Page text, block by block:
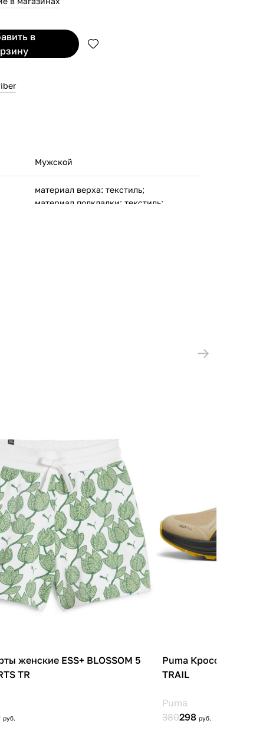
в
Мужской
материал верха: текстиль;
материал подкладки: текстиль;